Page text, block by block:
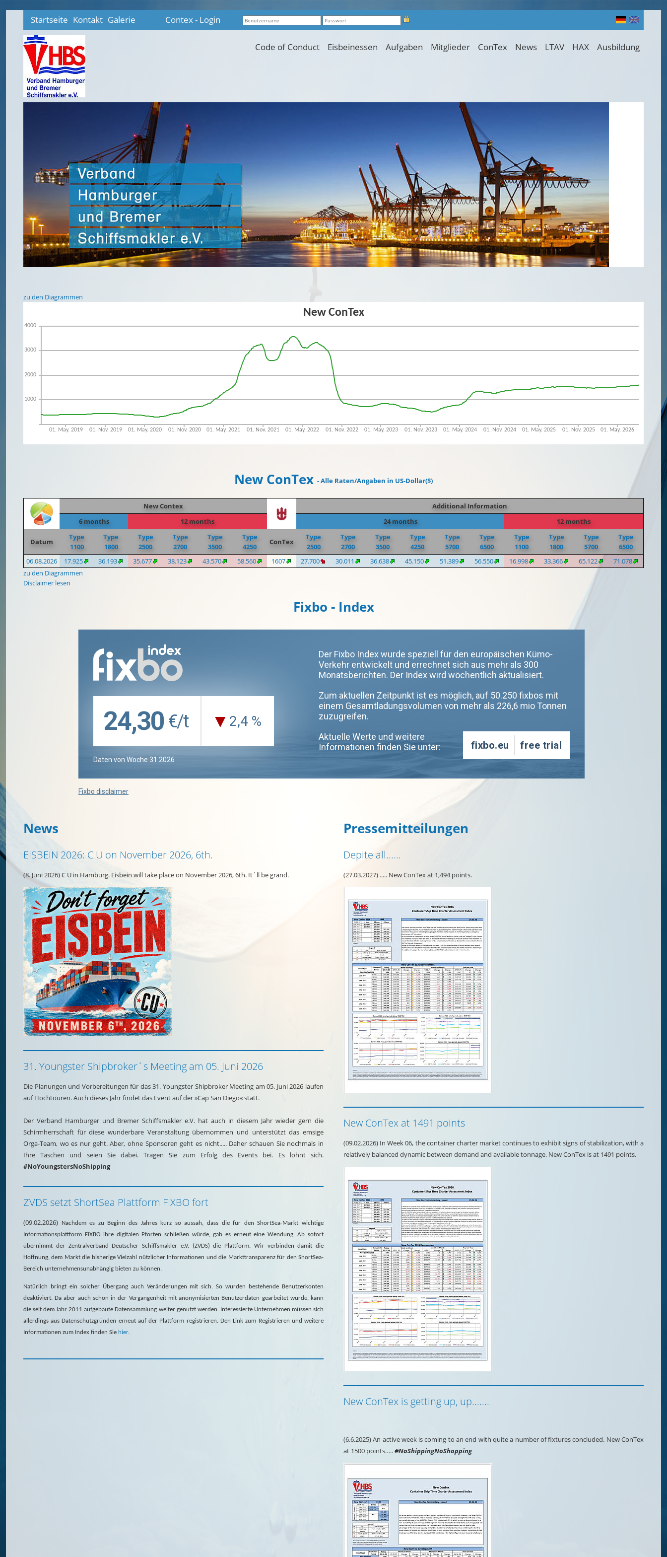
Startseite Kontakt Galerie Contex - Login
Code of Conduct Eisbeinessen Aufgaben Mitglieder ConTex News LTAV HAX Ausbildung
zu den Diagrammen
New ConTex - Alle Raten/Angaben in US-Dollar($)
New Contex
Additional Information
6 months
12 months 24 months 12 months
Datum
Type
1100
Type
1800
Type
2500
Type
2700
Type
3500
Type
4250
ConTex
Type
2500
Type
2700
Type
3500
Type
4250
Type
5700
Type
6500
Type
1100
Type
1800
Type
5700
Type
6500
06.08.2026
17.925 36.193 35.677 38.123 43.570 58.560 1607 27.700 30.011 36.638 45.150 51.389 56.550 16.998 33.366 65.122
71.078
zu den Diagrammen
Disclaimer lesen
Fixbo - Index
News
EISBEIN 2026: C U on November 2026, 6th.
(8. Juni 2026) C U in Hamburg. Eisbein will take place on November 2026, 6th. It´ll be grand.
31. Youngster Shipbroker´s Meeting am 05. Juni 2026
Die Planungen und Vorbereitungen für das 31. Youngster Shipbroker Meeting am 05. Juni 2026 laufen
auf Hochtouren. Auch dieses Jahr findet das Event auf der »Cap San Diego« statt.
Der Verband Hamburger und Bremer Schiffsmakler e.V. hat auch in diesem Jahr wieder gern die
Schirmherrschaft für diese wunderbare Veranstaltung übernommen und unterstützt das emsige
Orga-Team, wo es nur geht. Aber, ohne Sponsoren geht es nicht..... Daher schauen Sie nochmals in
Ihre Taschen und seien Sie dabei. Tragen Sie zum Erfolg des Events bei. Es lohnt sich.
#NoYoungstersNoShipping
ZVDS setzt ShortSea Plattform FIXBO fort
(09.02.2026)
Nachdem es zu Beginn des Jahres kurz so aussah, dass die für den ShortSea-Markt wichtige
Informationsplattform FIXBO ihre digitalen Pforten schließen würde, gab es erneut eine Wendung. Ab sofort
übernimmt der Zentralverband Deutscher Schiffsmakler e.V. (ZVDS) die Plattform. Wir verbinden damit die
Hoffnung, dem Markt die bisherige Vielzahl nützlicher Informationen und die Markttransparenz für den ShortSea-
Bereich unternehmensunabhängig bieten zu können.
Natürlich bringt ein solcher Übergang auch Veränderungen mit sich. So wurden bestehende Benutzerkonten
deaktiviert. Da aber auch schon in der Vergangenheit mit anonymisierten Benutzerdaten gearbeitet wurde, kann
die seit dem Jahr 2011 aufgebaute Datensammlung weiter genutzt werden. Interessierte Unternehmen müssen sich
allerdings aus Datenschutzgründen erneut auf der Plattform registrieren. Den Link zum Registrieren und weitere
Informationen zum Index finden Sie hier.
Pressemitteilungen
Depite all......
(27.03.2027) ..... New ConTex at 1,494 points.
New ConTex at 1491 points
(09.02.2026) In Week 06, the container charter market continues to exhibit signs of stabilization, with a
relatively balanced dynamic between demand and available tonnage. New ConTex is at 1491 points.
New ConTex is getting up, up.......
(6.6.2025) An active week is coming to an end with quite a number of fixtures concluded. New ConTex
at 1500 points…..#NoShippingNoShopping